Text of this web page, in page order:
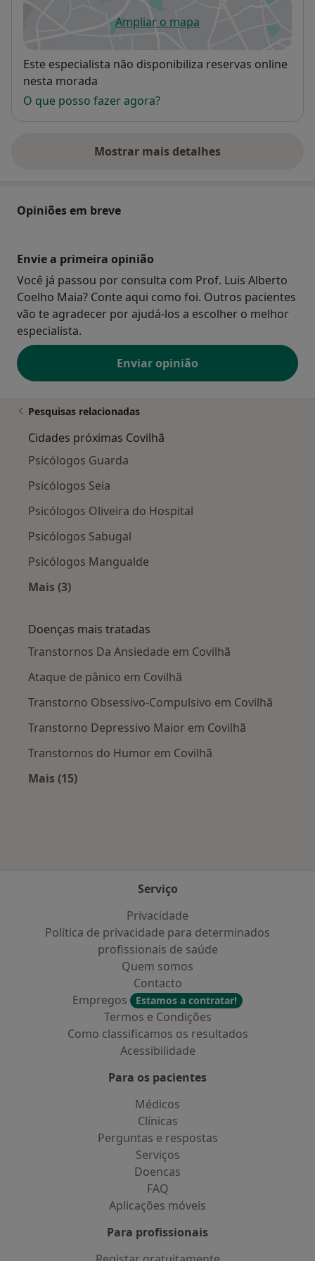
Ampliar o mapaabre num novo separador
Disponibilidade
Este especialista não disponibiliza reservas online
nesta morada
O que posso fazer agora?
Mostrar mais detalhes
sobre o endereço
Opiniões em breve
Envie a primeira opinião
Você já passou por consulta com Prof. Luis Alberto
Coelho Maia? Conte aqui como foi. Outros pacientes
vão te agradecer por ajudá-los a escolher o melhor
especialista.
Enviar opinião
Pesquisas relacionadas
Cidades próximas Covilhã
Psicólogos Guarda
Psicólogos Seia
Psicólogos Oliveira do Hospital
Psicólogos Sabugal
Psicólogos Mangualde
Mais (3)
Doenças mais tratadas
Transtornos Da Ansiedade em Covilhã
Ataque de pânico em Covilhã
Transtorno Obsessivo-Compulsivo em Covilhã
Transtorno Depressivo Maior em Covilhã
Transtornos do Humor em Covilhã
Mais (15)
Serviço
Privacidade
Política de privacidade para determinados
profissionais de saúde
Quem somos
Contacto
Empregos
Estamos a contratar!
Termos e Condições
Como classificamos os resultados
Acessibilidade
Para os pacientes
Médicos
Clínicas
Perguntas e respostas
Serviços
Doencas
FAQ
Aplicações móveis
Para profissionais